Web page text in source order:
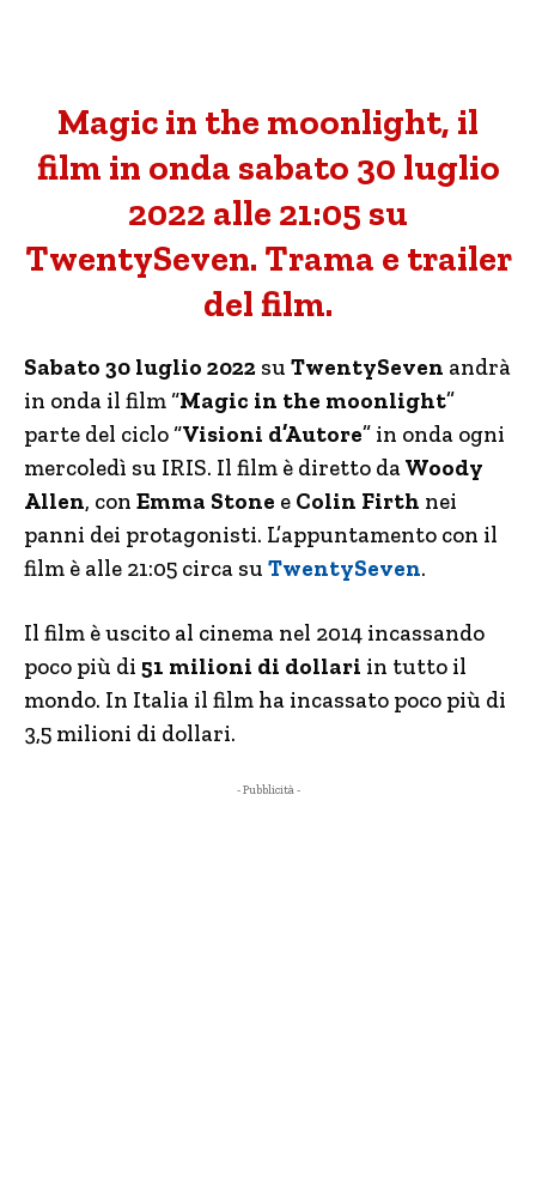
Magic in the moonlight, il
film in onda sabato 30 luglio
2022 alle 21:05 su
TwentySeven. Trama e trailer
del film.
Sabato 30 luglio 2022 su TwentySeven andrà
in onda il film “Magic in the moonlight”
parte del ciclo “Visioni d’Autore” in onda ogni
mercoledì su IRIS. Il film è diretto daWoody
Allen, con Emma Stone e Colin Firth nei
panni dei protagonisti. L’appuntamento con il
film è alle 21:05 circa su TwentySeven.
Il film è uscito al cinema nel 2014 incassando
poco più di 51 milioni di dollari in tutto il
mondo. In Italia il film ha incassato poco più di
3,5 milioni di dollari.
- Pubblicità -